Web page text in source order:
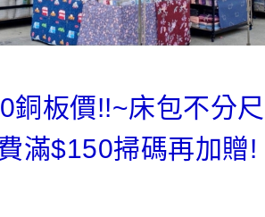
銅板價!!~床包不分
滿$150掃碼再加贈!